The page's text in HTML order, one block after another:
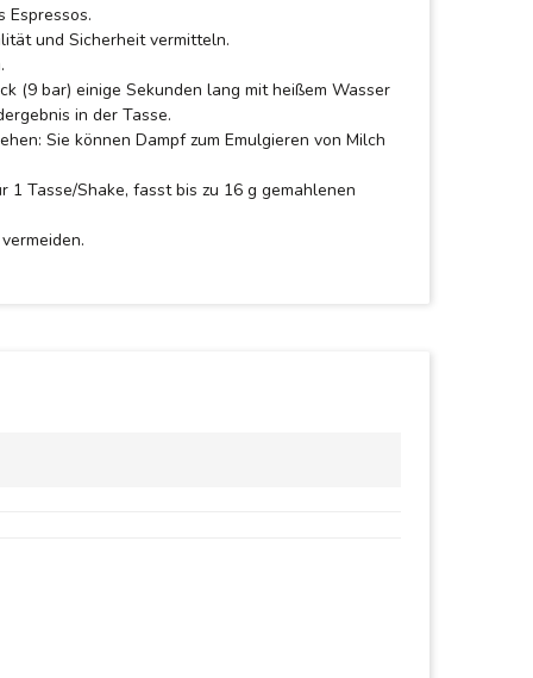
Espressos.
und Sicherheit vermitteln.
(9 bar) einige Sekunden lang mit heißem Wasser
in der Tasse.
Sie können Dampf zum Emulgieren von Milch
Tasse/Shake, fasst bis zu 16 g gemahlenen